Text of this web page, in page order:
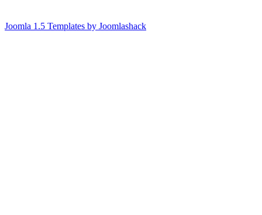
Joomla 1.5 Templates by Joomlashack